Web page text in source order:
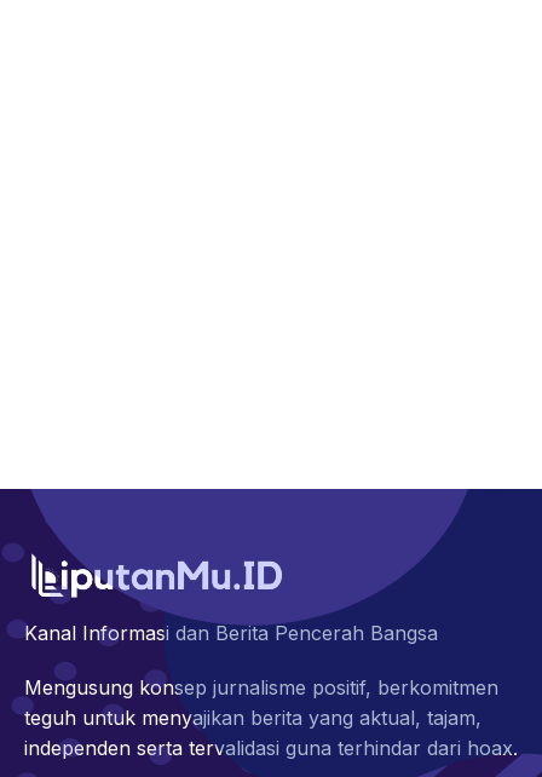
Kanal Informasi dan Berita Pencerah Bangsa
Mengusung konsep jurnalisme positif, berkomitmen
teguh untuk menyajikan berita yang aktual, tajam,
independen serta tervalidasi guna terhindar dari hoax.